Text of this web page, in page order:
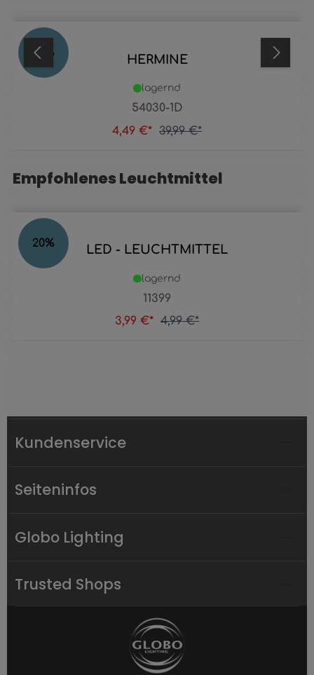
89 % HERMINE
54030-1D
lagernd
4,49 €* 39,99 €*
Produktgalerie überspringen
Empfohlenes Leuchtmittel
20% LED - LEUCHTMITTEL
11399
lagernd
3,99 €* 4,99 €*
Kundenservice
Seiteninfos
Globo Lighting
Trusted Shops